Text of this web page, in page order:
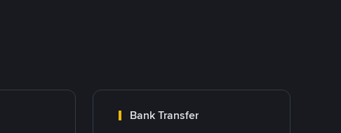
Bank Transfer